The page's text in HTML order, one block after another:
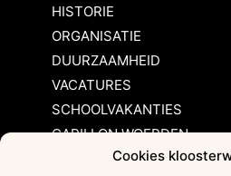
Cookies
HISTORIE
ORGANISATIE
DUURZAAMHEID
VACATURES
SCHOOLVAKANTIES
CARILLON WOERDEN